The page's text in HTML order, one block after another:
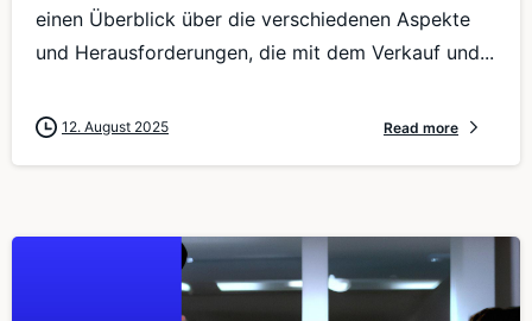
einen Überblick über die verschiedenen Aspekte
und Herausforderungen, die mit dem Verkauf und...
12. August 2025 Read more